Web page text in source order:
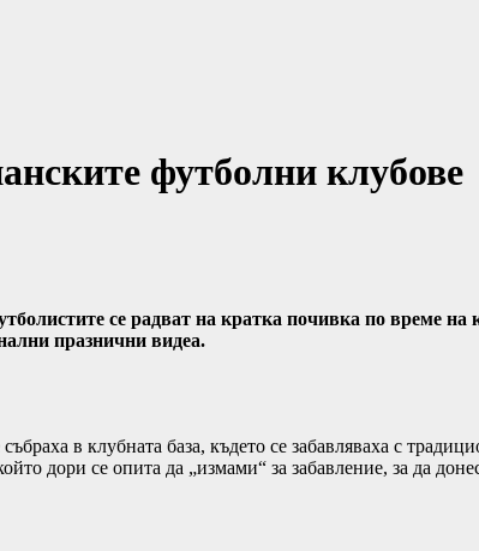
футболни клубове
се радват на кратка почивка по време на
празнични видеа.
в клубната база, където се забавляваха с
дори се опита да „измами“ за забавление, за да